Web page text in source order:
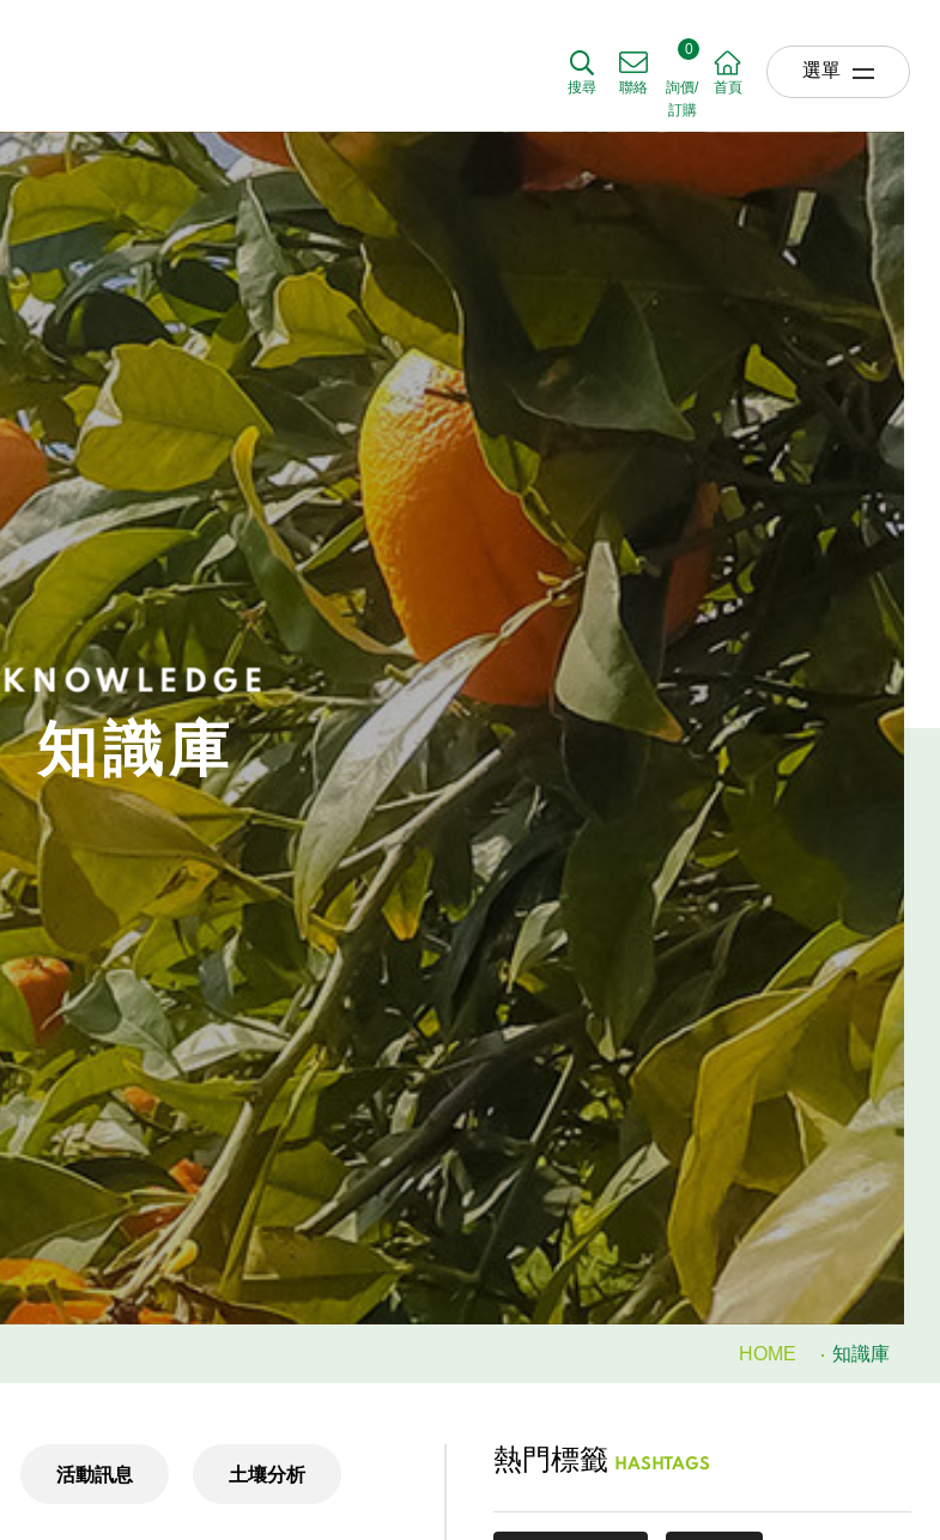
選單
ABOUT US
農業產品 AGRICULTURE
園藝產品 HORTICULTURE
肥料使用時機
知識庫 KNOWLEDGE BASE
技術服務 SERVICE
pH值量表 PH SCALE
代理品牌 AGENCY BRAND
網站地圖 SITEMAP
Facebook Youtube
搜尋 聯絡
0
詢價/
訂購
首頁
KNOWLEDGE
知識庫
HOME 知識庫
活動訊息 土壤分析 熱門標籤 HASHTAGS